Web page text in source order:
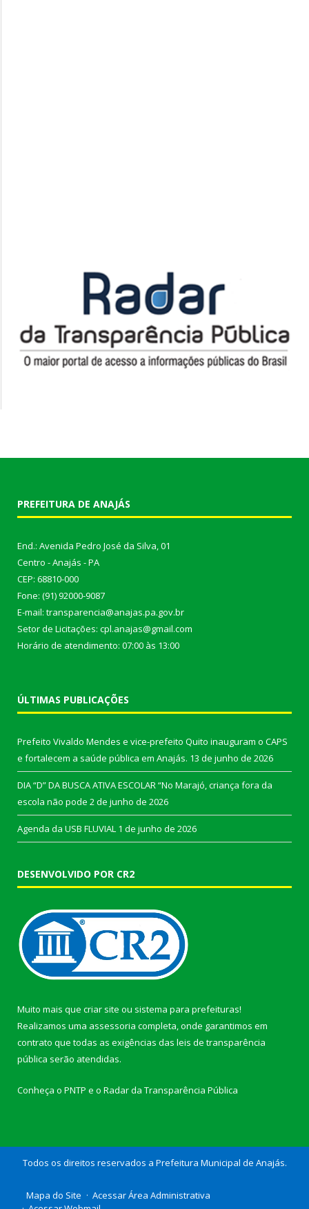
PREFEITURA DE ANAJÁS
End.: Avenida Pedro José da Silva, 01
Centro - Anajás - PA
CEP: 68810-000
Fone: (91) 92000-9087
E-mail: transparencia@anajas.pa.gov.br
Setor de Licitações: cpl.anajas@gmail.com
Horário de atendimento: 07:00 às 13:00
ÚLTIMAS PUBLICAÇÕES
Prefeito Vivaldo Mendes e vice-prefeito Quito inauguram o CAPS
e fortalecem a saúde pública em Anajás. 13 de junho de 2026
DIA “D” DA BUSCA ATIVA ESCOLAR “No Marajó, criança fora da
escola não pode 2 de junho de 2026
Agenda da USB FLUVIAL 1 de junho de 2026
DESENVOLVIDO POR CR2
Muito mais que criar site ou sistema para prefeituras!
Realizamos uma assessoria completa, onde garantimos em
contrato que todas as exigências das leis de transparência
pública serão atendidas.
Conheça o PNTP e o Radar da Transparência Pública
Todos os direitos reservados a Prefeitura Municipal de Anajás.
Mapa do Site
Acessar Área Administrativa